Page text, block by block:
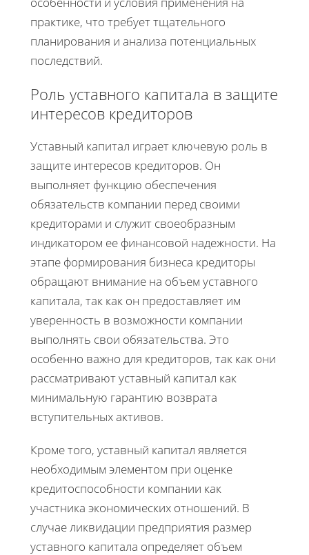
практике, что требует тщательного
планирования и анализа потенциальных
последствий.
Роль уставного капитала в защите
интересов кредиторов
Уставный капитал играет ключевую роль в
защите интересов кредиторов. Он
выполняет функцию обеспечения
обязательств компании перед своими
кредиторами и служит своеобразным
индикатором ее финансовой надежности. На
этапе формирования бизнеса кредиторы
обращают внимание на объем уставного
капитала, так как он предоставляет им
уверенность в возможности компании
выполнять свои обязательства. Это
особенно важно для кредиторов, так как они
рассматривают уставный капитал как
минимальную гарантию возврата
вступительных активов.
Кроме того, уставный капитал является
необходимым элементом при оценке
кредитоспособности компании как
участника экономических отношений. В
случае ликвидации предприятия размер
уставного капитала определяет объем